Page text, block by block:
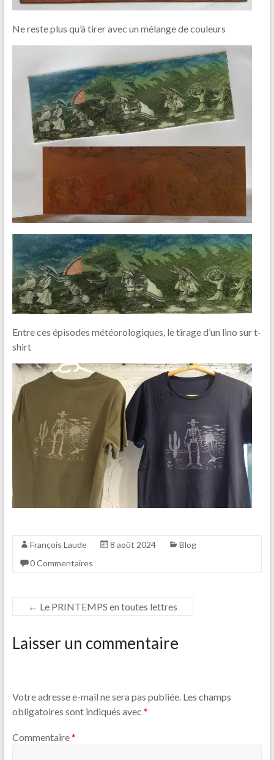
Ne reste plus qu’à tirer avec un mélange de couleurs
Entre ces épisodes météorologiques, le tirage d’un lino sur t-
shirt
François Laude 8 août 2024
Blog
0 Commentaires
← Le PRINTEMPS en toutes lettres
Laisser un commentaire
Votre adresse e-mail ne sera pas publiée. Les champs
obligatoires sont indiqués avec *
Commentaire*